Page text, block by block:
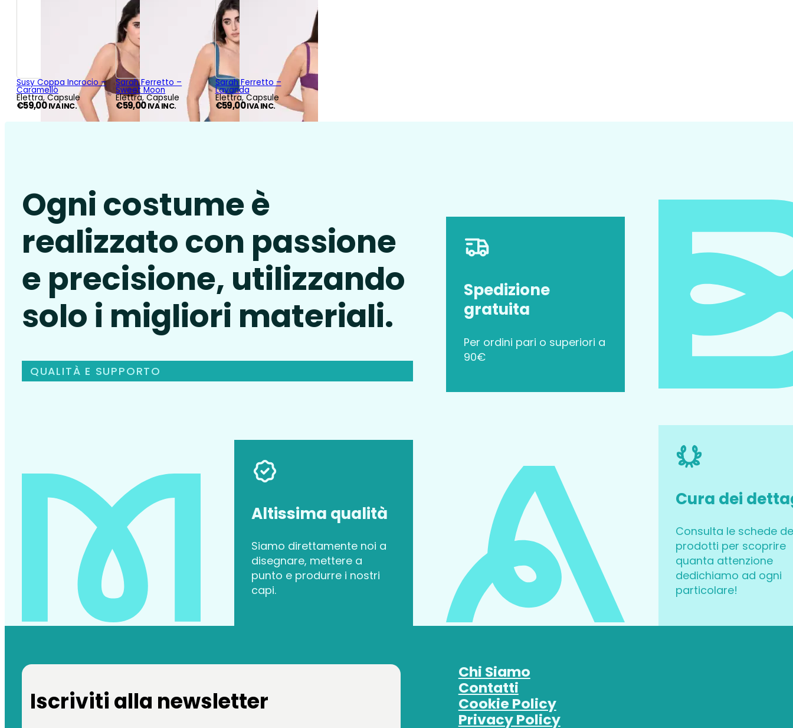
Susy Coppa Incrocio –
Caramello
Elettra, Capsule
€59,00 IVA INC.
Sarah Ferretto –
Sweet Moon
Elettra, Capsule
€59,00IVA INC.
Sarah Ferretto –
Lavanda
Elettra, Capsule
€59,00IVA INC.
Ogni costume è
realizzato con passione
e precisione, utilizzando
solo i migliori materiali.
QUALITÀ E SUPPORTO
Spedizione
gratuita
Per ordini pari o superiori a
90€
Altissima qualità
Siamo direttamente noi a
disegnare, mettere a
punto e produrre i nostri
capi.
Cura dei
Consulta le schede
prodotti per scoprire
quanta attenzione
dedichiamo ad ogni
particolare!
Iscriviti alla newsletter
Chi Siamo
Contatti
Cookie Policy
Privacy Policy